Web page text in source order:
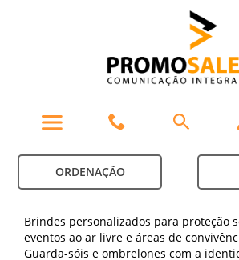
ORDENAÇÃO
Brindes personalizados para proteção
eventos ao ar livre e áreas de
Guarda-sóis e ombrelones com a